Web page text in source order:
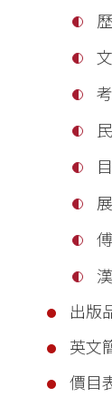
出版
英文
價目